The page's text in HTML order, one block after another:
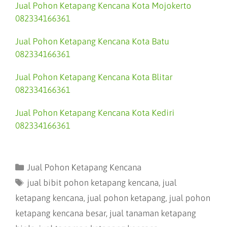
Jual Pohon Ketapang Kencana Kota Mojokerto
082334166361
Jual Pohon Ketapang Kencana Kota Batu
082334166361
Jual Pohon Ketapang Kencana Kota Blitar
082334166361
Jual Pohon Ketapang Kencana Kota Kediri
082334166361
Jual Pohon Ketapang Kencana
jual bibit pohon ketapang kencana, jual
ketapang kencana, jual pohon ketapang, jual pohon
ketapang kencana besar, jual tanaman ketapang